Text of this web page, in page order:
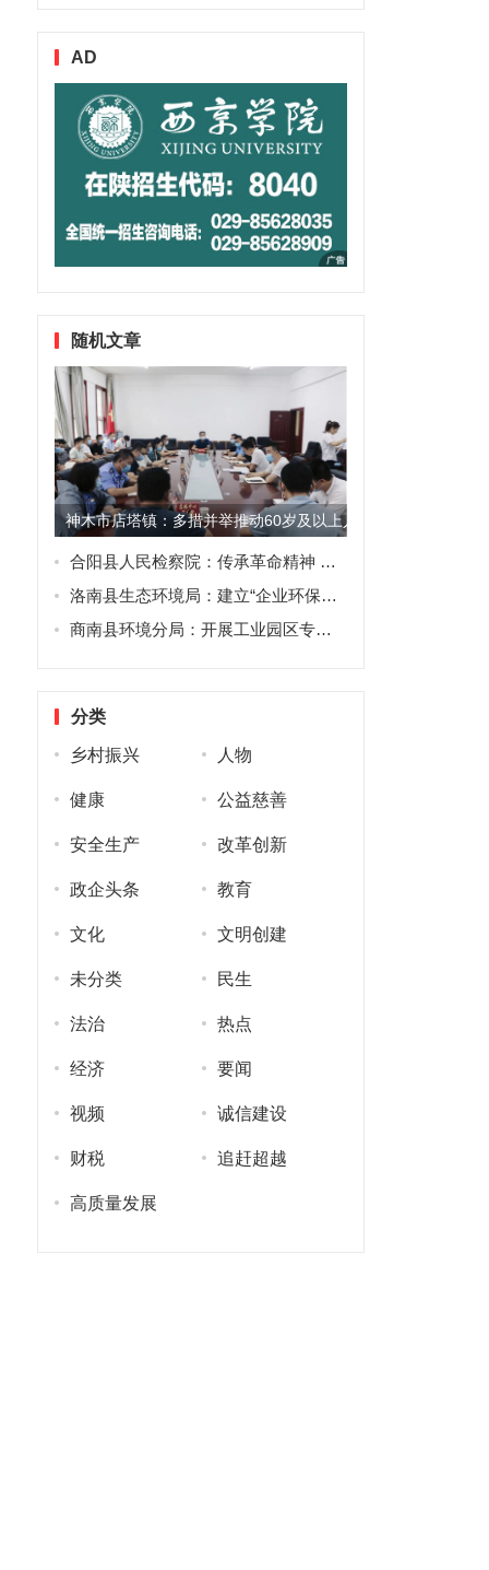
AD
随机文章
神木市店塔镇：多措并举推动60岁及以上人群新冠疫苗接种工
合阳县人民检察院：传承革命精神 勇担时代使命
洛南县生态环境局：建立“企业环保接待日”制度 优化营商环境
商南县环境分局：开展工业园区专项执法检查 筑牢生态环境安全底线
分类
乡村振兴 人物
健康 公益慈善
安全生产 改革创新
政企头条 教育
文化 文明创建
未分类 民生
法治 热点
经济 要闻
视频 诚信建设
财税 追赶超越
高质量发展